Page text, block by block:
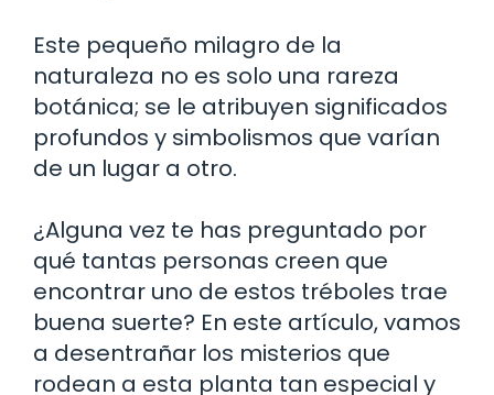
Este pequeño milagro de la
naturaleza no es solo una rareza
botánica; se le atribuyen significados
profundos y simbolismos que varían
de un lugar a otro.
¿Alguna vez te has preguntado por
qué tantas personas creen que
encontrar uno de estos tréboles trae
buena suerte? En este artículo, vamos
a desentrañar los misterios que
rodean a esta planta tan especial y